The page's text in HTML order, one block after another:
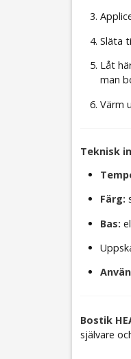
Släta
Låt
man
Värm
Teknisk
Färg:
Bas:
Bostik
självare